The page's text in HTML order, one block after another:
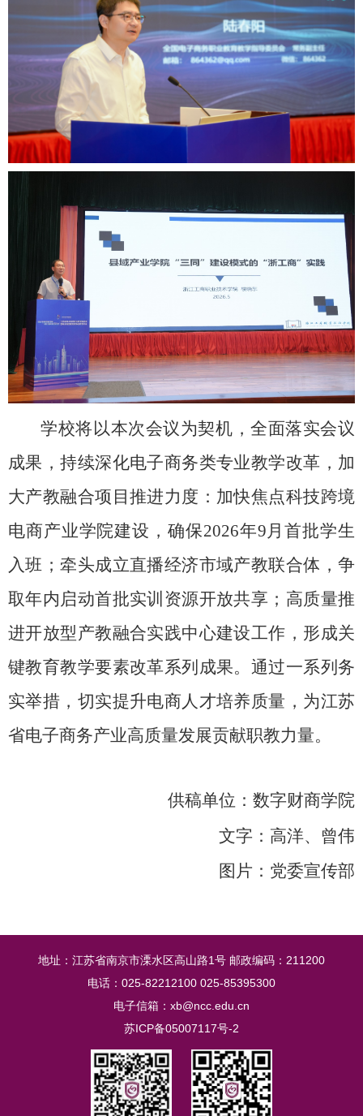
学校将以本次会议为契机，全面落实会议
成果，持续深化电子商务类专业教学改革，加
大产教融合项目推进力度：加快焦点科技跨境
电商产业学院建设，确保2026年9 月首批学生
入班；牵头成立直播经济市域产教联合体，争
取年内启动首批实训资源开放共享；高质量推
进开放型产教融合实践中心建设工作，形成关
键教育教学要素改革系列成果。通过一系列务
实举措，切实提升电商人才培养质量，为江苏
省电子商务产业高质量发展贡献职教力量。
供稿单位：数字财商学院
文字：高洋、曾伟
图片：党委宣传部
地址：江苏省南京市溧水区高山路1号 邮政编码：211200
电话：025-82212100 025-85395300
电子信箱：xb@ncc.edu.cn
苏ICP备05007117号-2